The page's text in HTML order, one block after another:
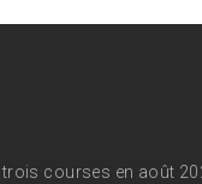
trois courses en août